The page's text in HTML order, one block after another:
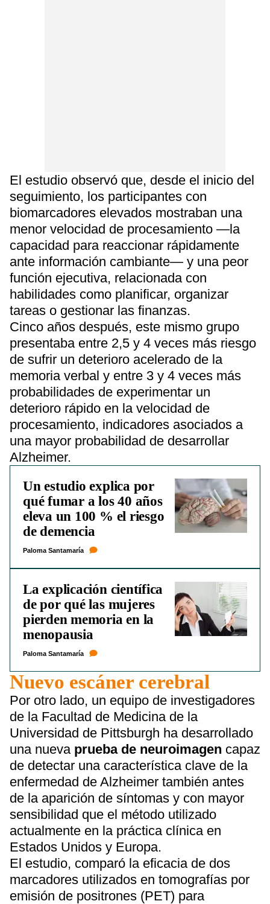
El estudio observó que, desde el inicio del
seguimiento, los participantes con
biomarcadores elevados mostraban una
menor velocidad de procesamiento —la
capacidad para reaccionar rápidamente
ante información cambiante— y una peor
función ejecutiva, relacionada con
habilidades como planificar, organizar
tareas o gestionar las finanzas.
Cinco años después, este mismo grupo
presentaba entre 2,5 y 4 veces más riesgo
de sufrir un deterioro acelerado de la
memoria verbal y entre 3 y 4 veces más
probabilidades de experimentar un
deterioro rápido en la velocidad de
procesamiento, indicadores asociados a
una mayor probabilidad de desarrollar
Alzheimer.
Un estudio explica por
qué fumar a los 40 años
eleva un 100 % el riesgo
de demencia
Paloma Santamaría
La explicación científica
de por qué las mujeres
pierden memoria en la
menopausia
Paloma Santamaría
Nuevo escáner cerebral
Por otro lado, un equipo de investigadores
de la Facultad de Medicina de la
Universidad de Pittsburgh ha desarrollado
una nuevaprueba de neuroimagen capaz
de detectar una característica clave de la
enfermedad de Alzheimer también antes
de la aparición de síntomas y con mayor
sensibilidad que el método utilizado
actualmente en la práctica clínica en
Estados Unidos y Europa.
El estudio, comparó la eficacia de dos
marcadores utilizados en tomografías por
emisión de positrones (PET) para